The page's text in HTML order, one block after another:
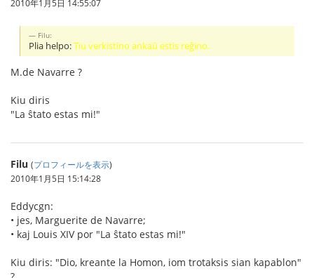
2010年1月5日 14:55:07
Filu:
Plia helpo:Tiu verkistino ankaŭ estis reĝino.
M.de Navarre ?
Kiu diris
"La ŝtato estas mi!"
Filu (プロフィールを表示)
2010年1月5日 15:14:28
Eddycgn:
• jes, Marguerite de Navarre;
• kaj Louis XIV por "La ŝtato estas mi!"
Kiu diris: "Dio, kreante la Homon, iom trotaksis sian kapablon"